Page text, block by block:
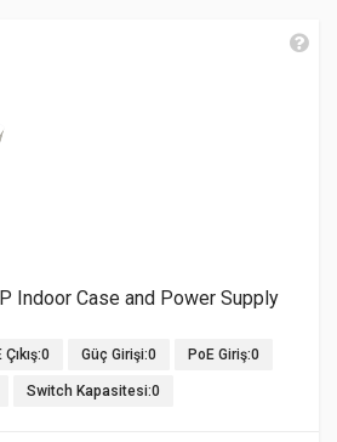
Indoor Case and Power Supply
Çıkış:0 Güç Girişi:0 PoE Giriş:0
Switch Kapasitesi:0